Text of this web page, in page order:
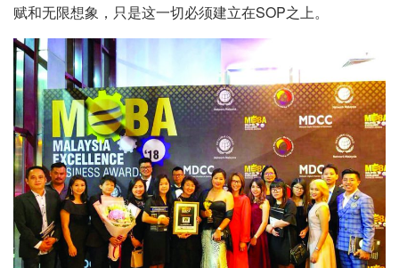
赋和无限想象，只是这一切必须建立在SOP之上。